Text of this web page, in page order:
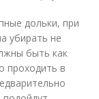
дольки, при
убирать не
быть как
проходить в